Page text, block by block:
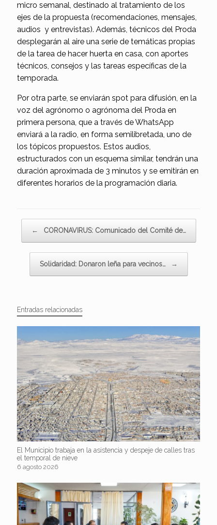
micro semanal, destinado al tratamiento de los
ejes de la propuesta (recomendaciones, mensajes,
audios y entrevistas). Además, técnicos del Proda
desplegarán al aire una serie de temáticas propias
de la tarea de hacer huerta en casa, con aportes
técnicos, consejos y las tareas específicas de la
temporada.
Por otra parte, se enviarán spot para difusión, en la
voz del agrónomo o agrónoma del Proda en
primera persona, que a través de WhatsApp
enviará a la radio, en forma semilibretada, uno de
los tópicos propuestos. Estos audios,
estructurados con un esquema similar, tendrán una
duración aproximada de 3 minutos y se emitirán en
diferentes horarios de la programación diaria.
← CORONAVIRUS: Comunicado del Comité de…
Solidaridad: Donaron leña para vecinos… →
Entradas relacionadas
El Municipio trabaja en la asistencia y despeje de calles tras
el temporal de nieve
6 agosto 2026